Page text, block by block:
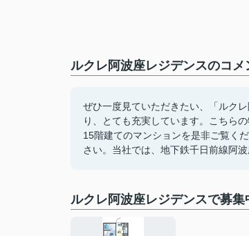
ルクレ阿波座レジデンスのコ
ぜひ一度見ていただきたい、「ルク
り、とても充実しています。こちら
15階建てのマンションを是非ご覧く
さい。当社では、地下鉄千日前線阿
ルクレ阿波座レジデンスで募集